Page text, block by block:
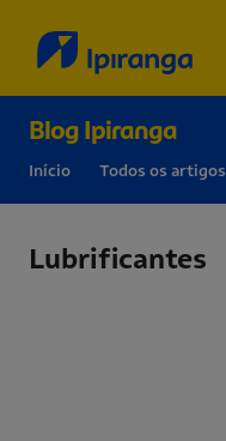
Blog Ipiranga
Início Todos os artigos
Lubrificantes